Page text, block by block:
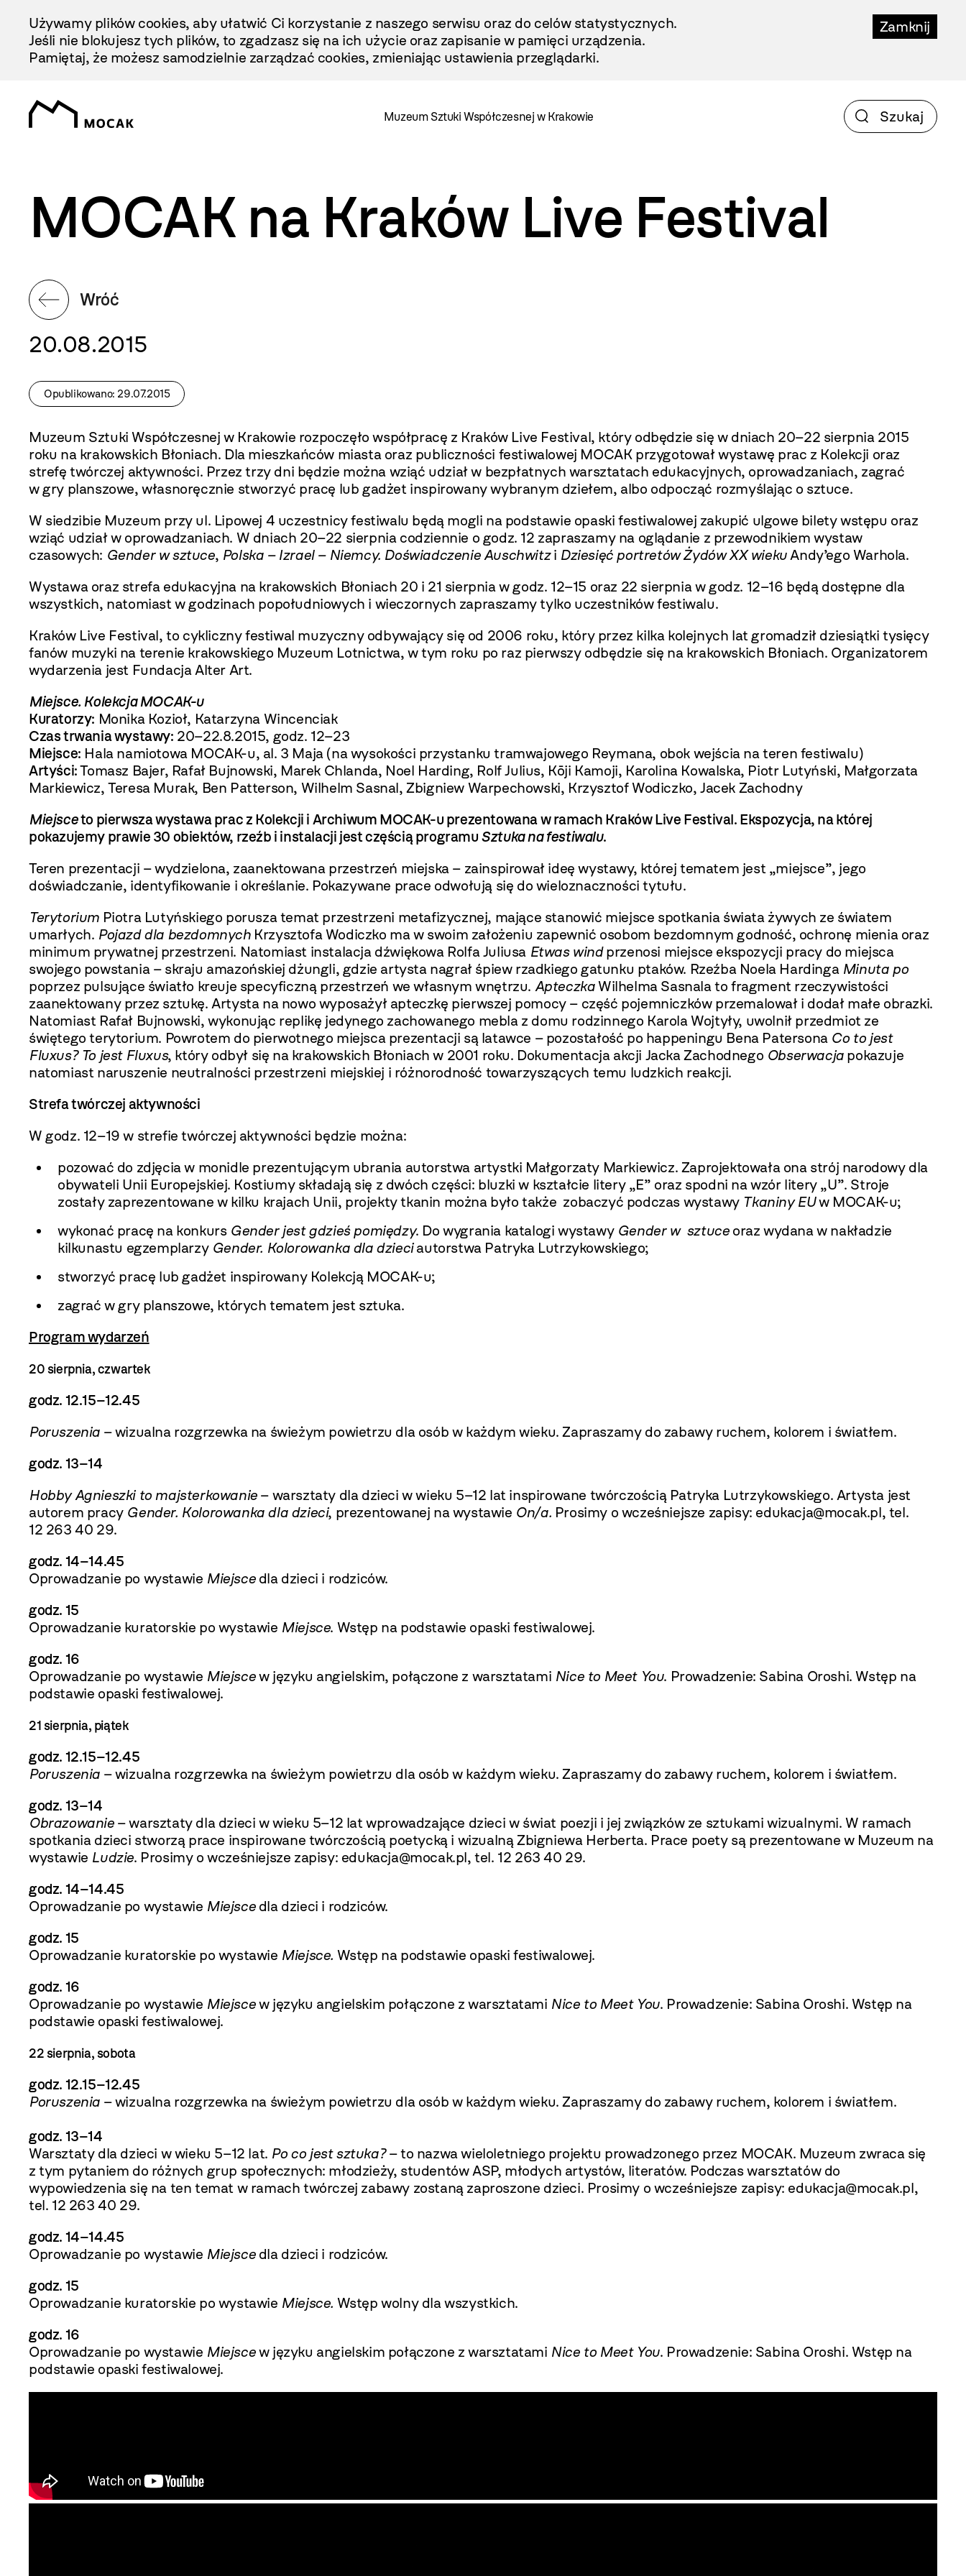
Treści
Zamknij
Używamy plików cookies, aby ułatwić Ci korzystanie z naszego serwisu oraz do celów statystycznych.
Jeśli nie blokujesz tych plików, to zgadzasz się na ich użycie oraz zapisanie w pamięci urządzenia.
Pamiętaj, że możesz samodzielnie zarządzać cookies, zmieniając ustawienia przeglądarki.
Muzeum Sztuki Współczesnej w Krakowie
MOCAK na Kraków Live Festival
Wróć
20.08.2015
Opublikowano: 29.07.2015
Muzeum Sztuki Współczesnej w Krakowie rozpoczęło współpracę z Kraków Live Festival, który odbędzie się w dniach 20–22 sierpnia 2015
roku na krakowskich Błoniach. Dla mieszkańców miasta oraz publiczności festiwalowej MOCAK przygotował wystawę prac z Kolekcji oraz
strefę twórczej aktywności. Przez trzy dni będzie można wziąć udział w bezpłatnych warsztatach edukacyjnych, oprowadzaniach, zagrać
w gry planszowe, własnoręcznie stworzyć pracę lub gadżet inspirowany wybranym dziełem, albo odpocząć rozmyślając o sztuce.
W siedzibie Muzeum przy ul. Lipowej 4 uczestnicy festiwalu będą mogli na podstawie opaski festiwalowej zakupić ulgowe bilety wstępu oraz
wziąć udział w oprowadzaniach. W dniach 20–22 sierpnia codziennie o godz. 12 zapraszamy na oglądanie z przewodnikiem wystaw
czasowych: Gender w sztuce, Polska – Izrael – Niemcy. Doświadczenie Auschwitzi Dziesięć portretów Żydów XX wiekuAndy’ego Warhola.
Wystawa oraz strefa edukacyjna na krakowskich Błoniach 20 i 21 sierpnia w godz. 12–15 oraz 22 sierpnia w godz. 12–16 będą dostępne dla
wszystkich, natomiast w godzinach popołudniowych i wieczornych zapraszamy tylko uczestników festiwalu.
Kraków Live Festival, to cykliczny festiwal muzyczny odbywający się od 2006 roku, który przez kilka kolejnych lat gromadził dziesiątki tysięcy
fanów muzyki na terenie krakowskiego Muzeum Lotnictwa, w tym roku po raz pierwszy odbędzie się na krakowskich Błoniach. Organizatorem
wydarzenia jest Fundacja Alter Art.
Miejsce. Kolekcja MOCAK-u
Kuratorzy: Monika Kozioł, Katarzyna Wincenciak
Czas trwania wystawy: 20–22.8.2015, godz. 12–23
Miejsce: Hala namiotowa MOCAK-u, al. 3 Maja (na wysokości przystanku tramwajowego Reymana, obok wejścia na teren festiwalu)
Artyści:Tomasz Bajer, Rafał Bujnowski, Marek Chlanda, Noel Harding, Rolf Julius, Kōji Kamoji, Karolina Kowalska, Piotr Lutyński, Małgorzata
Markiewicz, Teresa Murak, Ben Patterson, Wilhelm Sasnal, Zbigniew Warpechowski, Krzysztof Wodiczko, Jacek Zachodny
Miejsceto pierwsza wystawa prac z Kolekcji i Archiwum MOCAK-u prezentowana w ramach Kraków Live Festival. Ekspozycja, na której
pokazujemy prawie 30 obiektów, rzeźb i instalacji jest częścią programu Sztuka na festiwalu.
Teren prezentacji – wydzielona, zaanektowana przestrzeń miejska – zainspirował ideę wystawy, której tematem jest „miejsce”, jego
doświadczanie, identyfikowanie i określanie. Pokazywane prace odwołują się do wieloznaczności tytułu.
Terytorium Piotra Lutyńskiego porusza temat przestrzeni metafizycznej, mające stanowić miejsce spotkania świata żywych ze światem
umarłych. Pojazd dla bezdomnychKrzysztofa Wodiczko ma w swoim założeniu zapewnić osobom bezdomnym godność, ochronę mienia oraz
minimum prywatnej przestrzeni. Natomiast instalacja dźwiękowa Rolfa Juliusa Etwas windprzenosi miejsce ekspozycji pracy do miejsca
swojego powstania ­­­­­­­­– skraju amazońskiej dżungli, gdzie artysta nagrał śpiew rzadkiego gatunku ptaków. Rzeźba Noela Hardinga Minuta po
poprzez pulsujące światło kreuje specyficzną przestrzeń we własnym wnętrzu. ApteczkaWilhelma Sasnala to fragment rzeczywistości
zaanektowany przez sztukę. Artysta na nowo wyposażył apteczkę pierwszej pomocy – część pojemniczków przemalował i dodał małe obrazki.
Natomiast Rafał Bujnowski, wykonując replikę jedynego zachowanego mebla z domu rodzinnego Karola Wojtyły, uwolnił przedmiot ze
świętego terytorium. Powrotem do pierwotnego miejsca prezentacji są latawce – pozostałość po happeningu Bena Patersona Co to jest
Fluxus? To jest Fluxus, który odbył się na krakowskich Błoniach w 2001 roku. Dokumentacja akcji Jacka Zachodnego Obserwacjapokazuje
natomiast naruszenie neutralności przestrzeni miejskiej i różnorodność towarzyszących temu ludzkich reakcji.
Strefa twórczej aktywności
W godz. 12–19 w strefie twórczej aktywności będzie można:
pozować do zdjęcia w monidle prezentującym ubrania autorstwa artystki Małgorzaty Markiewicz. Zaprojektowała ona strój narodowy dla
obywateli Unii Europejskiej. Kostiumy składają się z dwóch części: bluzki w kształcie litery „E” oraz spodni na wzór litery „U”. Stroje
zostały zaprezentowane w kilku krajach Unii, projekty tkanin można było także zobaczyć podczas wystawy Tkaniny EUw MOCAK-u;
wykonać pracę na konkurs Gender jest gdzieś pomiędzy. Do wygrania katalogi wystawy Gender w sztuceoraz wydana w nakładzie
kilkunastu egzemplarzy Gender. Kolorowanka dla dzieciautorstwa Patryka Lutrzykowskiego;
stworzyć pracę lub gadżet inspirowany Kolekcją MOCAK-u;
zagrać w gry planszowe, których tematem jest sztuka.
Program wydarzeń
20 sierpnia, czwartek
godz. 12.15–12.45
Poruszenia – wizualna rozgrzewka na świeżym powietrzu dla osób w każdym wieku. Zapraszamy do zabawy ruchem, kolorem i światłem.
godz. 13–14
Hobby Agnieszki to majsterkowanie– warsztaty dla dzieci w wieku 5–12 lat inspirowane twórczością Patryka Lutrzykowskiego. Artysta jest
autorem pracy Gender. Kolorowanka dla dzieci, prezentowanej na wystawie On/a. Prosimy o wcześniejsze zapisy: edukacja@mocak.pl, tel.
12 263 40 29.
godz. 14–14.45
Oprowadzanie po wystawie Miejscedla dzieci i rodziców.
godz. 15
Oprowadzanie kuratorskie po wystawie Miejsce. Wstęp na podstawie opaski festiwalowej.
godz. 16
Oprowadzanie po wystawie Miejscew języku angielskim, połączone z warsztatami Nice to Meet You. Prowadzenie: Sabina Oroshi. Wstęp na
podstawie opaski festiwalowej.
21 sierpnia, piątek
godz. 12.15–12.45
Poruszenia – wizualna rozgrzewka na świeżym powietrzu dla osób w każdym wieku. Zapraszamy do zabawy ruchem, kolorem i światłem.
godz. 13–14
Obrazowanie– warsztaty dla dzieci w wieku 5–12 lat wprowadzające dzieci w świat poezji i jej związków ze sztukami wizualnymi. W ramach
spotkania dzieci stworzą prace inspirowane twórczością poetycką i wizualną Zbigniewa Herberta. Prace poety są prezentowane w Muzeum na
wystawie Ludzie. Prosimy o wcześniejsze zapisy: edukacja@mocak.pl, tel. 12 263 40 29.
godz. 14–14.45
Oprowadzanie po wystawie Miejscedla dzieci i rodziców.
godz. 15
Oprowadzanie kuratorskie po wystawie Miejsce. Wstęp na podstawie opaski festiwalowej.
godz. 16
Oprowadzanie po wystawie Miejscew języku angielskim połączone z warsztatami Nice to Meet You. Prowadzenie: Sabina Oroshi. Wstęp na
podstawie opaski festiwalowej.
22 sierpnia, sobota
godz. 12.15–12.45
Poruszenia – wizualna rozgrzewka na świeżym powietrzu dla osób w każdym wieku. Zapraszamy do zabawy ruchem, kolorem i światłem.
godz. 13–14
Warsztaty dla dzieci w wieku 5–12 lat. Po co jest sztuka?– to nazwa wieloletniego projektu prowadzonego przez MOCAK. Muzeum zwraca się
z tym pytaniem do różnych grup społecznych: młodzieży, studentów ASP, młodych artystów, literatów. Podczas warsztatów do
wypowiedzenia się na ten temat w ramach twórczej zabawy zostaną zaproszone dzieci. Prosimy o wcześniejsze zapisy: edukacja@mocak.pl,
tel. 12 263 40 29.
godz. 14–14.45
Oprowadzanie po wystawie Miejscedla dzieci i rodziców.
godz. 15
Oprowadzanie kuratorskie po wystawie Miejsce. Wstęp wolny dla wszystkich.
godz. 16
Oprowadzanie po wystawie Miejscew języku angielskim połączone z warsztatami Nice to Meet You. Prowadzenie: Sabina Oroshi. Wstęp na
podstawie opaski festiwalowej.